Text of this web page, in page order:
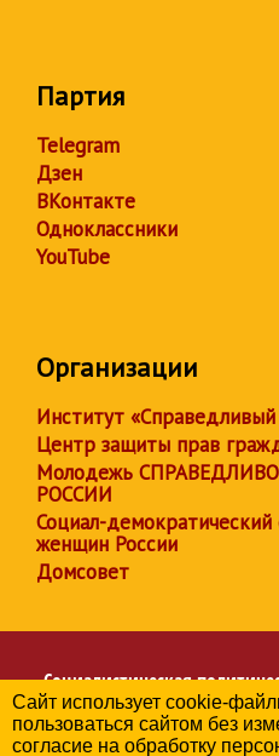
Партия
Telegram
Дзен
ВКонтакте
Одноклассники
YouTube
Организации
Институт
Центр защиты прав
Молодежь
РОССИИ
Социал-демократический
женщин России
Домсовет
Социалистическая
Региональное отделение
Сайт использует cookie-
пользоваться сайтом без
согласие на обработку